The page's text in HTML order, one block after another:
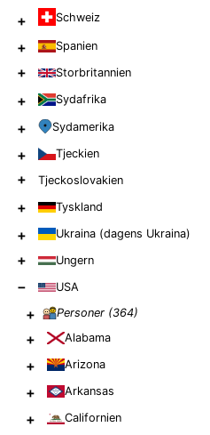
+ Schweiz
+ Spanien
+ Storbritannien
+ Sydafrika
+ Sydamerika
+ Tjeckien
+ Tjeckoslovakien
+ Tyskland
+ Ukraina (dagens Ukraina)
+ Ungern
− USA
+ Personer (364)
+ Alabama
+ Arizona
+ Arkansas
+ Californien